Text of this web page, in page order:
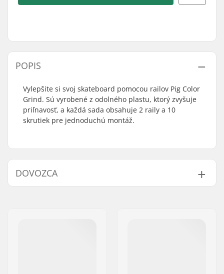
POPIS
Vylepšite si svoj skateboard pomocou railov Pig Color
Grind. Sú vyrobené z odolného plastu, ktorý zvyšuje
priľnavosť, a každá sada obsahuje 2 raily a 10
skrutiek pre jednoduchú montáž.
DOVOZCA